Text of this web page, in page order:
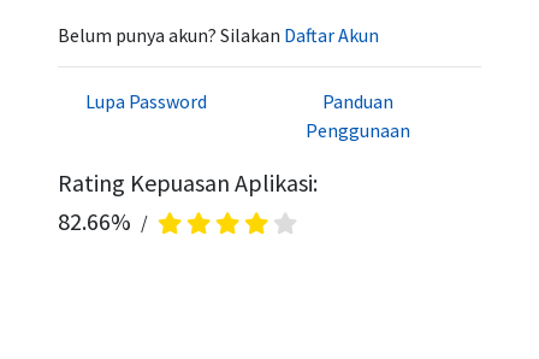
Belum punya akun? Silakan Daftar Akun
Lupa Password
Panduan
Penggunaan
Rating Kepuasan Aplikasi:
82.66% /